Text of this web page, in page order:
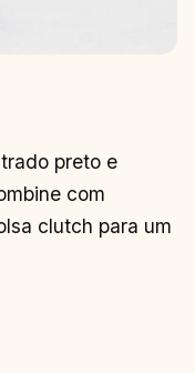
preto e
com
clutch para um